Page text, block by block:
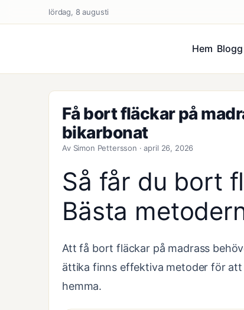
lördag, 8 augusti
Hem Blogg
Få bort fläckar på
bikarbonat
Av Simon Pettersson · april 26, 2026
Så får du bort
Bästa
Att få bort fläckar på madrass
ättika finns effektiva metoder för
hemma.